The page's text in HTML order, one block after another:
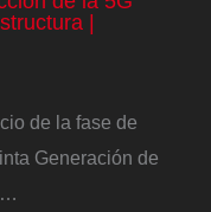
|
de la fase de
Generación de